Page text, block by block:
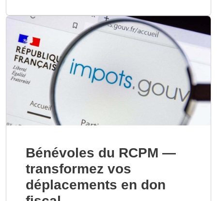
Bénévoles du RCPM —
transformez vos
déplacements en don